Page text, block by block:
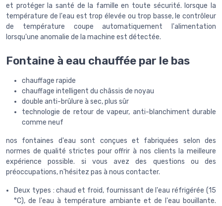
et protéger la santé de la famille en toute sécurité. lorsque la
température de l'eau est trop élevée ou trop basse, le contrôleur
de température coupe automatiquement l'alimentation
lorsqu'une anomalie de la machine est détectée.
Fontaine à eau chauffée par le bas
chauffage rapide
chauffage intelligent du châssis de noyau
double anti-brûlure à sec, plus sûr
technologie de retour de vapeur, anti-blanchiment durable
comme neuf
nos fontaines d'eau sont conçues et fabriquées selon des
normes de qualité strictes pour offrir à nos clients la meilleure
expérience possible. si vous avez des questions ou des
préoccupations, n'hésitez pas à nous contacter.
Deux types : chaud et froid, fournissant de l'eau réfrigérée (15
°C), de l'eau à température ambiante et de l'eau bouillante.